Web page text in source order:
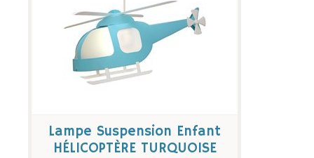
Lampe Suspension Enfant
HÉLICOPTÈRE TURQUOISE